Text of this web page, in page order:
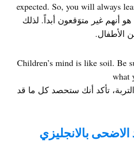
expected. So, you will always
أنهم غير متوَقعون أبداً. لذلك
الأطفال.
.Children’s mind is like soil. Be
what
تأكد أنك ستحصد كل ما قد
بالانجليزي